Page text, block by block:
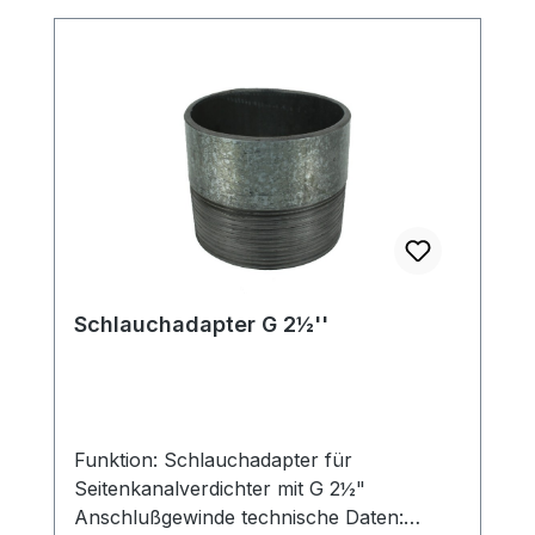
Luftmenge: 450 m³/h passend für: G 2":
SKV-NS-420 / SKV-NDF-500 G 2 1/2":
SKV-NS-530/ SKV-ND-520 G 3":
Achtung: die Durchgangsfilter werden
standardmäßig ohne Anbauteile
ausgeliefert!
Schlauchadapter G 2½''
Funktion: Schlauchadapter für
Seitenkanalverdichter mit G 2½"
Anschlußgewinde technische Daten: